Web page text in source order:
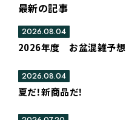
最新の記事
2026年度 お盆混雑予想
2026.08.04
夏だ！新商品だ！
2026.08.04